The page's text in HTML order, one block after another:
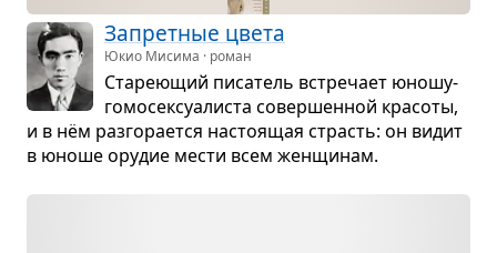
Запрет­ные цвета
Юкио Мисима · роман
Ста­ре­ю­щий писа­тель встре­чает юношу-
гомо­сек­­су­а­ли­ста совер­шен­ной кра­соты,
и в нём раз­го­ра­ется насто­я­щая страсть: он видит
в юноше ору­дие мести всем жен­щи­нам.